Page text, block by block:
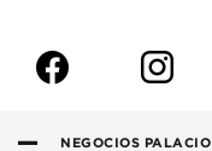
f i
NEGOCIOS PALACIO